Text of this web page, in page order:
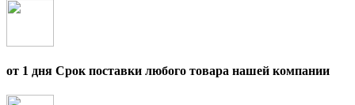
от 1 дня Срок поставки любого товара нашей компании